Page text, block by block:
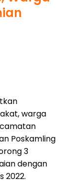
warga
Poskamling
3
dengan
2022.